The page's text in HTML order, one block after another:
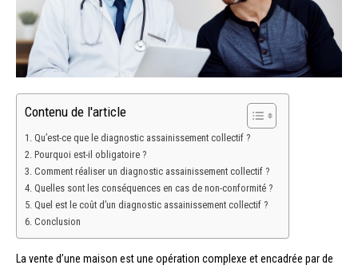
Contenu de l'article
Qu’est-ce que le diagnostic assainissement collectif ?
Pourquoi est-il obligatoire ?
Comment réaliser un diagnostic assainissement collectif ?
Quelles sont les conséquences en cas de non-conformité ?
Quel est le coût d’un diagnostic assainissement collectif ?
Conclusion
La vente d’une maison est une opération complexe et encadrée par de